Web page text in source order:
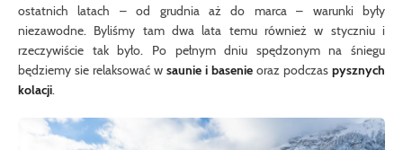
ostatnich latach – od grudnia aż do marca – warunki były
niezawodne. Byliśmy tam dwa lata temu również w styczniu i
rzeczywiście tak było. Po pełnym dniu spędzonym na śniegu
będziemy sie relaksować w saunie i basenie oraz podczas pysznych
kolacji.